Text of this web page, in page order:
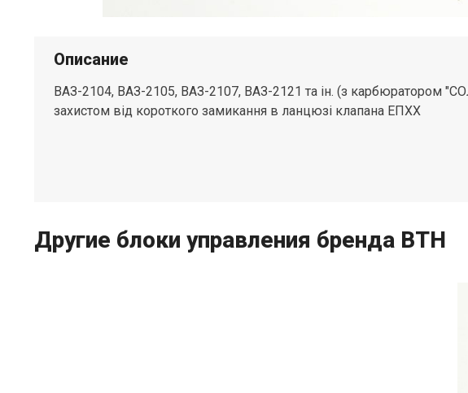
Описание
ВАЗ-2104, ВАЗ-2105, ВАЗ-2107, ВАЗ-2121 та ін. (з карбюратором
захистом від короткого замикання в ланцюзі клапана ЕПХХ
Другие блоки управления бренда ВТН